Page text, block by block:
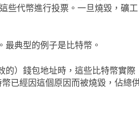
些代幣進行投票。一旦燒毀，礦工
典型的例子是比特幣。
的）錢包地址時，這些比特幣實際
已經因這個原因而被燒毀，佔總